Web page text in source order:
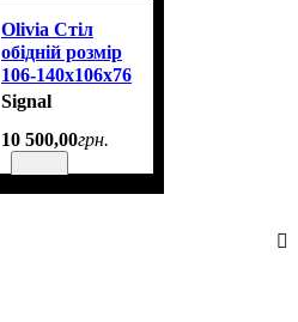
Olivia Стіл
обідній розмір
106-140х106х76
см Матеріал:
темний горіх,
Signal
10 500,00грн.